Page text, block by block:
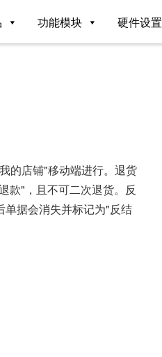
功能模块 硬件设置
的店铺"移动端进行。退货
款"，且不可二次退货。反
单据会消失并标记为"反结